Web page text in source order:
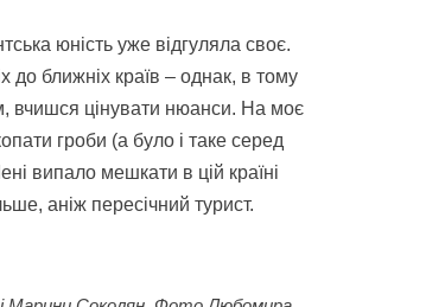
юність уже відгуляла своє.
до ближніх країв – однак, в тому
вчишся цінувати нюанси. На моє
гроби (а було і таке серед
випало мешкати в цій країні
аніж пересічний турист.